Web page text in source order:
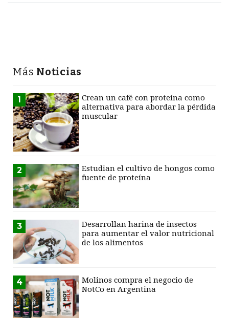
Más Noticias
1
Crean un café con proteína como
alternativa para abordar la pérdida
muscular
2
Estudian el cultivo de hongos como
fuente de proteína
3
Desarrollan harina de insectos
para aumentar el valor nutricional
de los alimentos
4
Molinos compra el negocio de
NotCo en Argentina